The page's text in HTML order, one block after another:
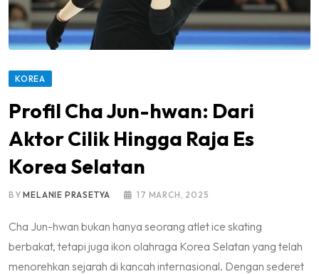
KOREA
Profil Cha Jun-hwan: Dari
Aktor Cilik Hingga Raja Es
Korea Selatan
BYMELANIE PRASETYA 17 MARCH, 2025
Cha Jun-hwan bukan hanya seorang atlet ice skating
berbakat, tetapi juga ikon olahraga Korea Selatan yang telah
menorehkan sejarah di kancah internasional. Dengan sederet